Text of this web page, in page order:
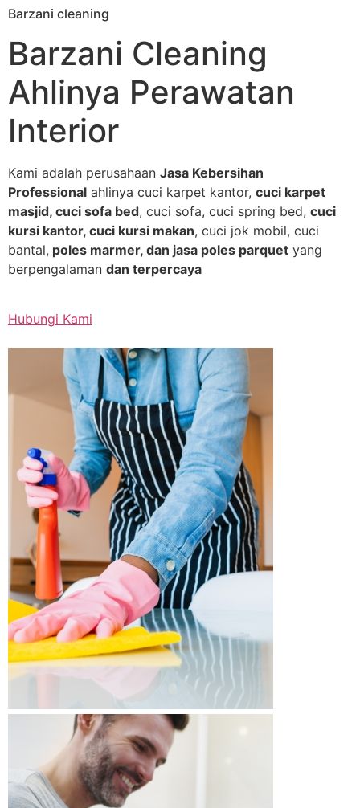
Skip
content
Barzani cleaning
Barzani Cleaning
Ahlinya Perawatan
Interior
Kami adalah perusahaan Jasa Kebersihan
Professional ahlinya cuci karpet kantor, cuci karpet
masjid, cuci sofa bed, cuci sofa, cuci spring bed, cuci
kursi kantor, cuci kursi makan, cuci jok mobil, cuci
bantal, poles marmer, dan jasa poles parquet yang
berpengalaman dan terpercaya
Hubungi Kami